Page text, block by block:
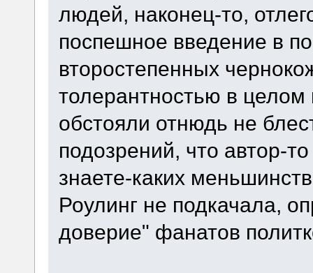
людей, наконец-то,
поспешное введение в
второстепенных
толерантностью в
обстояли отнюдь не
подозрений, что автор-
знаете-каких
Роулинг не подкачала,
доверие" фанатов